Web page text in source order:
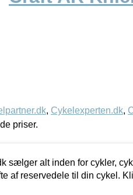
, Cykelexperten.dk,
priser.
sælger alt inden for cykler,
af reservedele til din cykel.